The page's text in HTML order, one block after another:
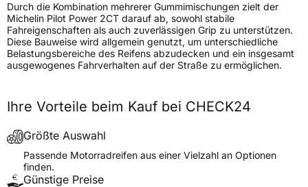
Zustand
Neureifen
M+S
Nein
Motorrad Kennzeichnung
M/C
3PMSF / Alpine-Symbol
Nein
Allgemeine Produktsicherheit (GPSR)
Carmes-Déchaux 23 63000
Durch die Kombination mehrerer Gummimischungen zielt der
Michelin Pilot Power 2CT darauf ab, sowohl stabile
Fahreigenschaften als auch zuverlässigen Grip zu unterstützen.
Diese Bauweise wird allgemein genutzt, um unterschiedliche
Belastungsbereiche des Reifens abzudecken und ein insgesamt
ausgewogenes Fahrverhalten auf der Straße zu ermöglichen.
Ihre Vorteile beim Kauf bei CHECK24
Größte Auswahl
Passende Motorradreifen aus einer Vielzahl an Optionen
finden.
Günstige Preise